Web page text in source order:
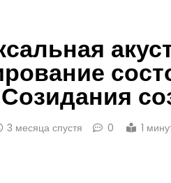
3 месяца спустя 0 1